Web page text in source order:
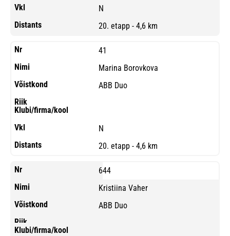
N
20. etapp - 4,6 km
41
Marina Borovkova
ABB Duo
N
20. etapp - 4,6 km
644
Kristiina Vaher
ABB Duo